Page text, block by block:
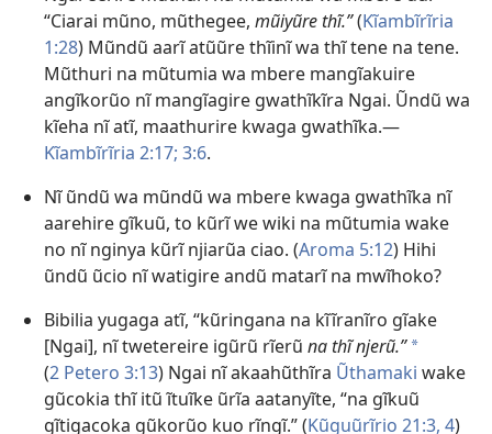
“Ciarai mũno, mũthegee, mũiyũre thĩ.”(Kĩambĩrĩria
1:28) Mũndũ aarĩ atũũre thĩinĩ wa thĩ tene na tene.
Mũthuri na mũtumia wa mbere mangĩakuire
angĩkorũo nĩ mangĩagire gwathĩkĩra Ngai. Ũndũ wa
kĩeha nĩ atĩ, maathurire kwaga gwathĩka.—
Kĩambĩrĩria 2:17; 3:6.
Nĩ ũndũ wa mũndũ wa mbere kwaga gwathĩka nĩ
aarehire gĩkuũ, to kũrĩ we wiki na mũtumia wake
no nĩ nginya kũrĩ njiarũa ciao. (Aroma 5:12) Hihi
ũndũ ũcio nĩ watigire andũ matarĩ na mwĩhoko?
Bibilia yugaga atĩ, “kũringana na kĩĩranĩro gĩake
[Ngai], nĩ twetereire igũrũ rĩerũ na thĩ njerũ.” *
(2 Petero 3:13) Ngai nĩ akaahũthĩra Ũthamaki wake
gũcokia thĩ itũ ĩtuĩke ũrĩa aatanyĩte, “na gĩkuũ
gĩtigacoka gũkorũo kuo rĩngĩ.” (Kũguũrĩrio 21:3, 4)